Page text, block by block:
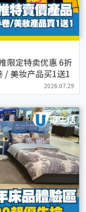
限定特卖优惠 6折
/ 美妆产品买1送1
2026.07.29